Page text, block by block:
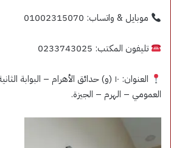
موبايل & واتساب: 01002315070
تليفون المكتب: 0233743025
العنوان: ١٠ (و) حدائق الأهرام –
العمومي – الهرم – الجيزة.